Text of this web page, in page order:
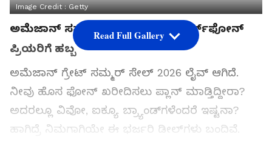
Image Credit :Getty
ಅಮೆಜಾನ್ ಸಮ್ಮರ್ ಸೇಲ್ 2026.. ಸ್ಮಾರ್ಟ್‌ಫೋನ್
ಪ್ರಿಯರಿಗೆ ಹಬ್ಬ
ಅಮೆಜಾನ್ ಗ್ರೇಟ್ ಸಮ್ಮರ್ ಸೇಲ್ 2026 ಲೈವ್ ಆಗಿದೆ.
ನೀವು ಹೊಸ ಫೋನ್ ಖರೀದಿಸಲು ಪ್ಲಾನ್ ಮಾಡ್ತಿದ್ದೀರಾ?
ಅದರಲ್ಲೂ ವಿವೋ, ಐಕ್ಯೂ ಬ್ರ್ಯಾಂಡ್‌ಗಳೆಂದರೆ ಇಷ್ಟನಾ?
ಹಾಗಿದ್ರೆ ನಿಮಗಾಗಿಯೇ ಈ ಭರ್ಜರಿ ಡೀಲ್‌ಗಳು ಬಂದಿವೆ.
Read Full Gallery